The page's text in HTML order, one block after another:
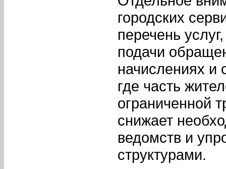
городских
перечень
подачи
начислениях и
где часть
ограниченной
снижает
ведомств и
структурами.